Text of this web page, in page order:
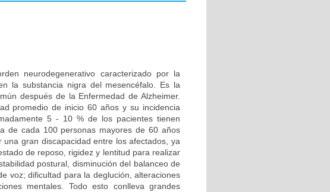
neurodegenerativo caracterizado por la
la substancia nigra del mesencéfalo. Es la
después de la Enfermedad de Alzheimer.
promedio de inicio 60 años y su incidencia
5 - 10 % de los pacientes tienen
de cada 100 personas mayores de 60 años
gran discapacidad entre los afectados, ya
de reposo, rigidez y lentitud para realizar
postural, disminución del balanceo de
voz; dificultad para la deglución, alteraciones
mentales. Todo esto conlleva grandes